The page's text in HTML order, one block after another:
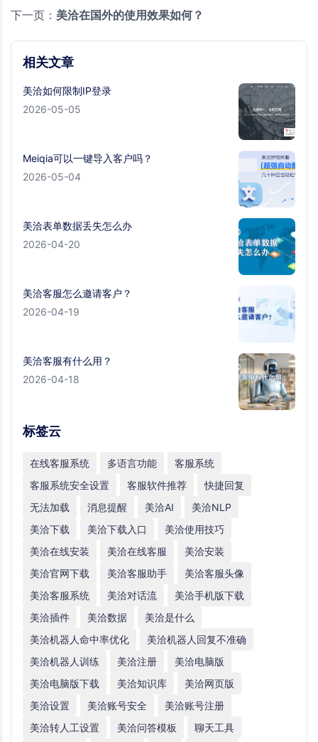
下一页： 美洽在国外的使用效果如何？
相关文章
美洽如何限制IP登录
2026-05-05
Meiqia可以一键导入客户吗？
2026-05-04
美洽表单数据丢失怎么办
2026-04-20
美洽客服怎么邀请客户？
2026-04-19
美洽客服有什么用？
2026-04-18
标签云
在线客服系统 多语言功能
客服系统
客服系统安全设置
客服软件推荐
快捷回复
无法加载
消息提醒 美洽AI
美洽NLP
美洽下载
美洽下载入口
美洽使用技巧
美洽在线安装
美洽在线客服
美洽安装
美洽官网下载
美洽客服助手
美洽客服头像
美洽客服系统
美洽对话流
美洽手机版下载
美洽插件
美洽数据
美洽是什么
美洽机器人命中率优化
美洽机器人回复不准确
美洽机器人训练
美洽注册
美洽电脑版
美洽电脑版下载
美洽知识库
美洽网页版
美洽设置
美洽账号安全
美洽账号注册
美洽转人工设置
美洽问答模板
聊天工具